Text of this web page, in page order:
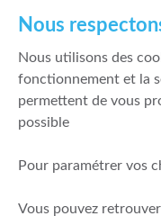
Politique de meilleure
Politique de durabilité
Fonds de garantie des
Mentions légales
Nous
Nous utilisons des
fonctionnement et la
permettent de vous
possible
Pour paramétrer vos
Vous pouvez